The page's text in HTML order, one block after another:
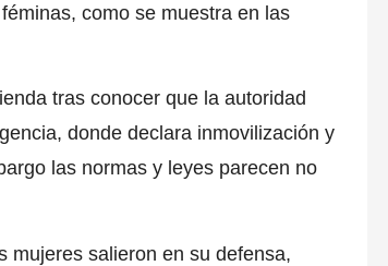
como se muestra en las
tras conocer que la autoridad
, donde declara inmovilización y
las normas y leyes parecen no
mujeres salieron en su defensa,